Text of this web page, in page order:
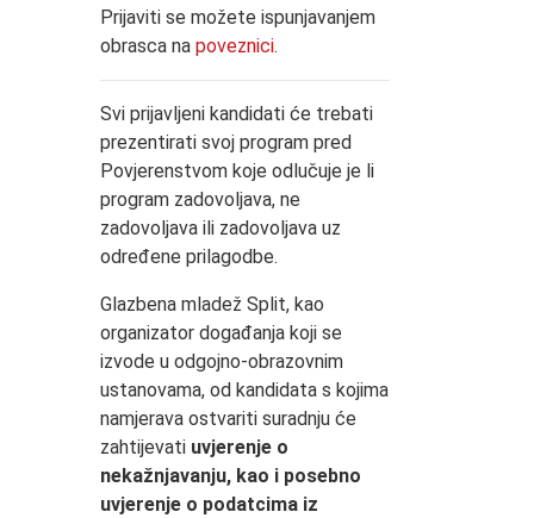
Prijaviti se možete ispunjavanjem
obrasca na poveznici.
Svi prijavljeni kandidati će trebati
prezentirati svoj program pred
Povjerenstvom koje odlučuje je li
program zadovoljava, ne
zadovoljava ili zadovoljava uz
određene prilagodbe.
Glazbena mladež Split, kao
organizator događanja koji se
izvode u odgojno-obrazovnim
ustanovama, od kandidata s kojima
namjerava ostvariti suradnju će
zahtijevati uvjerenje o
nekažnjavanju, kao i posebno
uvjerenje o podatcima iz